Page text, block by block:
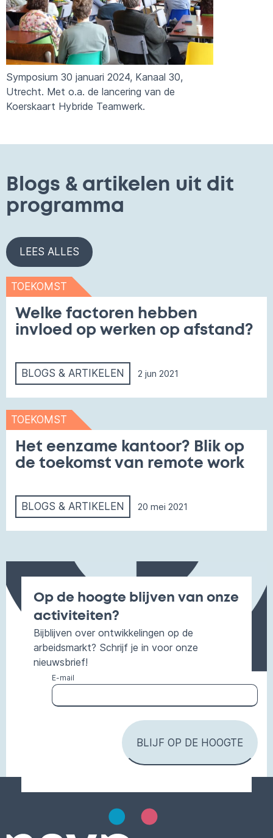
Symposium 30 januari 2024, Kanaal 30,
Utrecht. Met o.a. de lancering van de
Koerskaart Hybride Teamwerk.
Blogs & artikelen uit dit
programma
LEES ALLES
TOEKOMST
Welke factoren hebben
invloed op werken op afstand?
BLOGS & ARTIKELEN 2 jun 2021
TOEKOMST
Het eenzame kantoor? Blik op
de toekomst van remote work
BLOGS & ARTIKELEN 20 mei 2021
Op de hoogte blijven van onze
activiteiten?
Bijblijven over ontwikkelingen op de
arbeidsmarkt? Schrijf je in voor onze
nieuwsbrief!
E-mail